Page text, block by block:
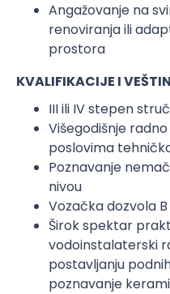
Angažovanje na
renoviranja ili
prostora
KVALIFIKACIJE I
III ili IV stepen
Višegodišnje
poslovima
Poznavanje
nivou
Vozačka dozvola
Širok spektar
vodoinstalaterski
postavljanju
poznavanje